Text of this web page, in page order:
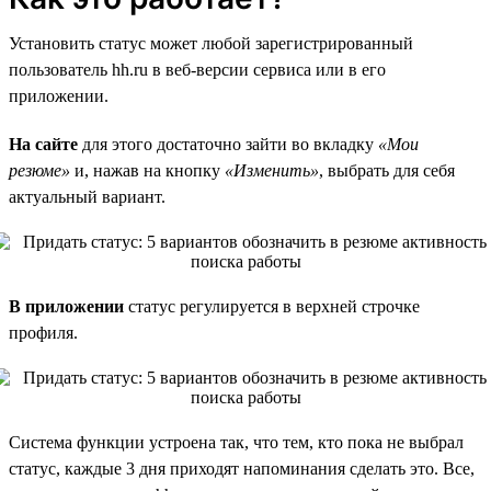
Установить статус может любой зарегистрированный
пользователь hh.ru в веб-версии сервиса или в его
приложении.
На сайте для этого достаточно зайти во вкладку «Мои
резюме» и, нажав на кнопку «Изменить», выбрать для себя
актуальный вариант.
В приложении статус регулируется в верхней строчке
профиля.
Система функции устроена так, что тем, кто пока не выбрал
статус, каждые 3 дня приходят напоминания сделать это. Все,